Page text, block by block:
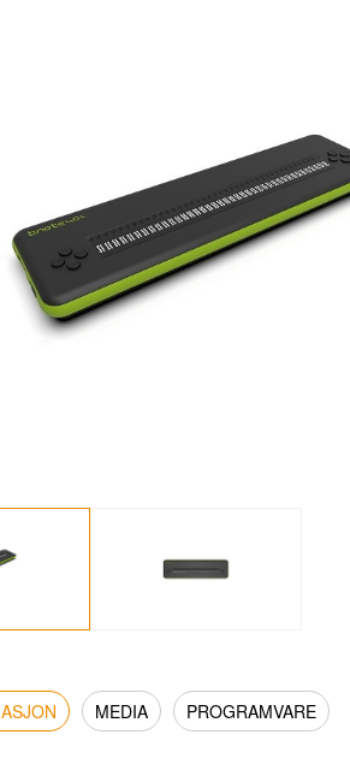
MEDIA PROGRAMVARE